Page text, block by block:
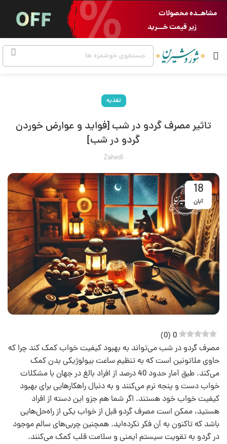
مشاهــده محصولات
زیر قیمت خـــرید
تغذیه
تاثیر مصرف گردو در شب [فواید و عوارض خوردن
گردو در شب]
Zahedi
18
آبان
0
(
0
)
مصرف گردو در شب می‌تواند به بهبود کیفیت خواب کمک کند چرا که
حاوی ملاتونین است که به تنظیم ساعت بیولوژیکی بدن کمک
می‌کند. طبق آمار حدود 40 درصد از افراد بالغ در جهان با مشکلات
خواب دست و پنجه نرم می‌کنند و به دنبال راهکارهایی برای بهبود
کیفیت خواب خود هستند. اگر شما هم جزو این دسته از افراد
هستید، ممکن است مصرف گردو قبل از خواب یکی از راه‌حل‌هایی
باشد که تاکنون به آن فکر نکرده‌اید. همچنین چربی‌های سالم موجود
در گردو به تقویت سیستم ایمنی و سلامت قلب کمک می‌کنند.